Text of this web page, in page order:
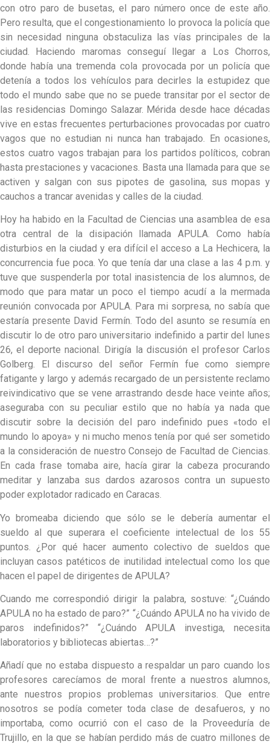
con otro paro de busetas, el paro número once de este año.
Pero resulta, que el congestionamiento lo provoca la policía que
sin necesidad ninguna obstaculiza las vías principales de la
ciudad. Haciendo maromas conseguí llegar a Los Chorros,
donde había una tremenda cola provocada por un policía que
detenía a todos los vehículos para decirles la estupidez que
todo el mundo sabe que no se puede transitar por el sector de
las residencias Domingo Salazar. Mérida desde hace décadas
vive en estas frecuentes perturbaciones provocadas por cuatro
vagos que no estudian ni nunca han trabajado. En ocasiones,
estos cuatro vagos trabajan para los partidos políticos, cobran
hasta prestaciones y vacaciones. Basta una llamada para que se
activen y salgan con sus pipotes de gasolina, sus mopas y
cauchos a trancar avenidas y calles de la ciudad.
Hoy ha habido en la Facultad de Ciencias una asamblea de esa
otra central de la disipación llamada APULA. Como había
disturbios en la ciudad y era difícil el acceso a La Hechicera, la
concurrencia fue poca. Yo que tenía dar una clase a las 4 p.m. y
tuve que suspenderla por total inasistencia de los alumnos, de
modo que para matar un poco el tiempo acudí a la mermada
reunión convocada por APULA. Para mi sorpresa, no sabía que
estaría presente David Fermín. Todo del asunto se resumía en
discutir lo de otro paro universitario indefinido a partir del lunes
26, el deporte nacional. Dirigía la discusión el profesor Carlos
Golberg. El discurso del señor Fermín fue como siempre
fatigante y largo y además recargado de un persistente reclamo
reivindicativo que se vene arrastrando desde hace veinte años;
aseguraba con su peculiar estilo que no había ya nada que
discutir sobre la decisión del paro indefinido pues «todo el
mundo lo apoya» y ni mucho menos tenía por qué ser sometido
a la consideración de nuestro Consejo de Facultad de Ciencias.
En cada frase tomaba aire, hacía girar la cabeza procurando
meditar y lanzaba sus dardos azarosos contra un supuesto
poder explotador radicado en Caracas.
Yo bromeaba diciendo que sólo se le debería aumentar el
sueldo al que superara el coeficiente intelectual de los 55
puntos. ¿Por qué hacer aumento colectivo de sueldos que
incluyan casos patéticos de inutilidad intelectual como los que
hacen el papel de dirigentes de APULA?
Cuando me correspondió dirigir la palabra, sostuve: “¿Cuándo
APULA no ha estado de paro?” “¿Cuándo APULA no ha vivido de
paros indefinidos?” “¿Cuándo APULA investiga, necesita
laboratorios y bibliotecas abiertas…?”
Añadí que no estaba dispuesto a respaldar un paro cuando los
profesores carecíamos de moral frente a nuestros alumnos,
ante nuestros propios problemas universitarios. Que entre
nosotros se podía cometer toda clase de desafueros, y no
importaba, como ocurrió con el caso de la Proveeduría de
Trujillo, en la que se habían perdido más de cuatro millones de